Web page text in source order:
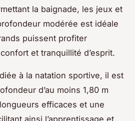
la baignade, les jeux et
modérée est idéale
puissent profiter
et tranquillité d’esprit.
à la natation sportive, il est
d’au moins 1,80 m
efficaces et une
ainsi l’apprentissage et